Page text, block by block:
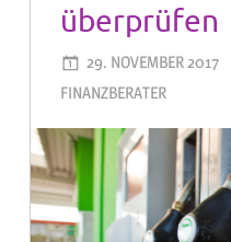
überprüfen
29. NOVEMBER 2017
FINANZBERATER